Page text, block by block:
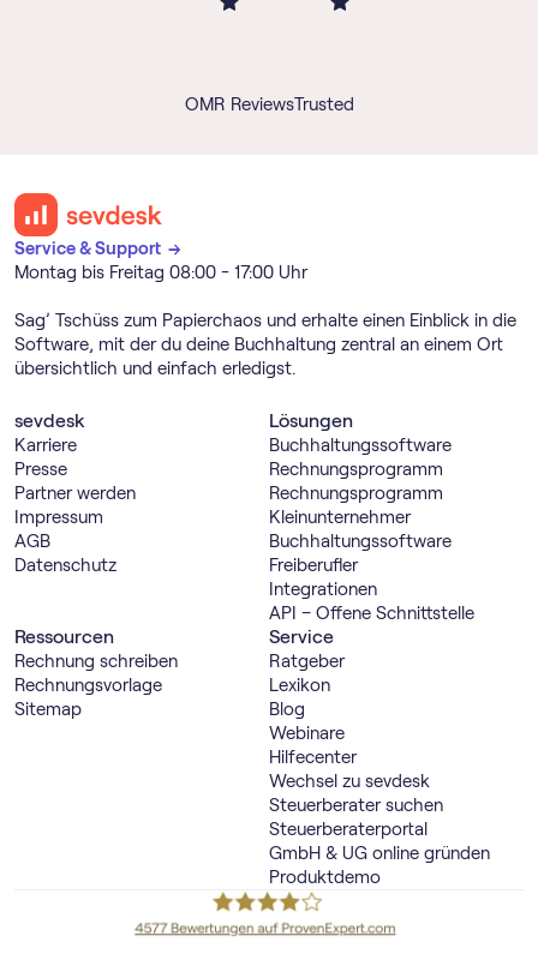
OMR ReviewsTrusted
Service & Support →
Montag bis Freitag 08:00 - 17:00 Uhr
Sag’ Tschüss zum Papierchaos und erhalte einen Einblick in die
Software, mit der du deine Buchhaltung zentral an einem Ort
übersichtlich und einfach erledigst.
sevdesk
Karriere
Presse
Partner werden
Impressum
AGB
Datenschutz
Lösungen
Buch­haltungs­software
Rechnungs­programm
Rechnungs­programm
Kleinunternehmer
Buch­haltungs­software
Freiberufler
Integrationen
API – Offene Schnittstelle
Ressourcen
Rechnung schreiben
Rechnungsvorlage
Sitemap
Service
Ratgeber
Lexikon
Blog
Webinare
Hilfecenter
Wechsel zu sevdesk
Steuerberater suchen
Steuerberaterportal
GmbH & UG online gründen
Produktdemo